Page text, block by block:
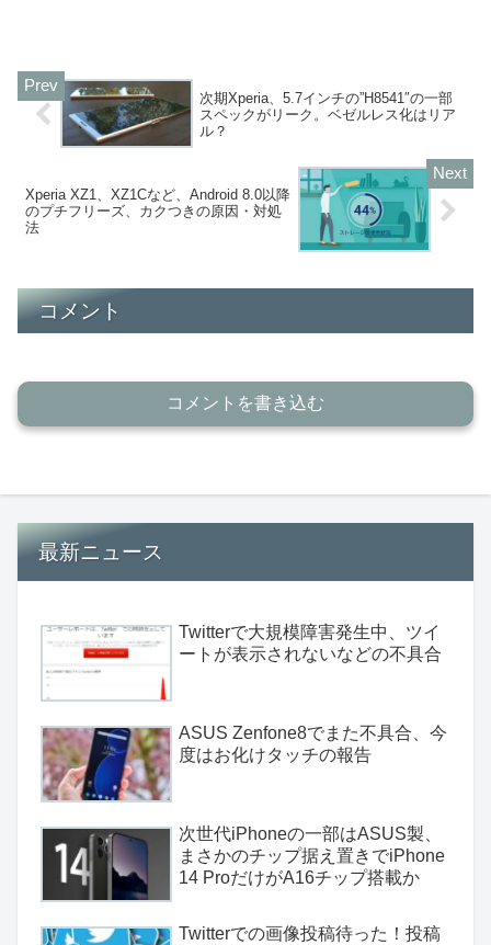
次期Xperia、5.7インチの”H8541″の一部
スペックがリーク。ベゼルレス化はリア
ル？
Xperia XZ1、XZ1Cなど、Android 8.0以降
のプチフリーズ、カクつきの原因・対処
法
コメント
コメントを書き込む
最新ニュース
Twitterで大規模障害発生中、ツイ
ートが表示されないなどの不具合
ASUS Zenfone8でまた不具合、今
度はお化けタッチの報告
次世代iPhoneの一部はASUS製、
まさかのチップ据え置きでiPhone
14 ProだけがA16チップ搭載か
Twitterでの画像投稿待った！投稿